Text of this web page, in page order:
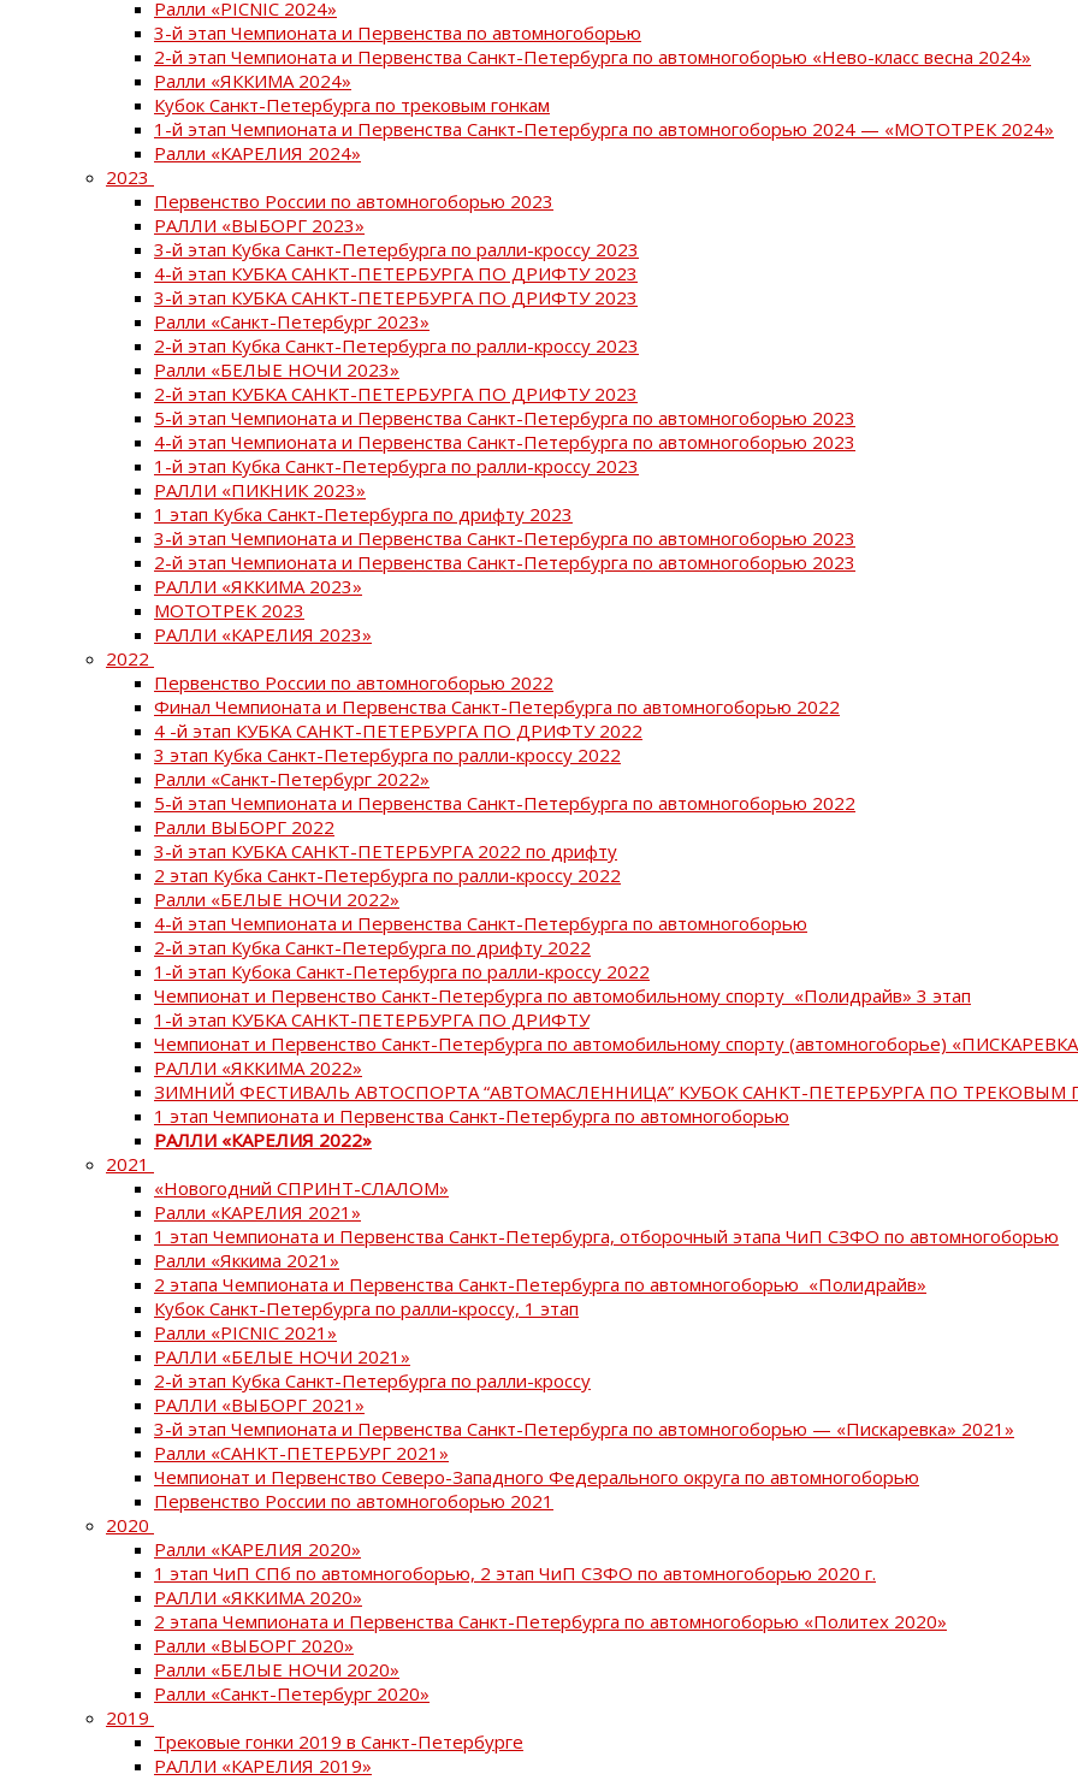
Ралли «PICNIC 2024»
3-й этап Чемпионата и Первенства по автомногоборью
2-й этап Чемпионата и Первенства Санкт-Петербурга по автомногоборью «Нево-класс весна 2024»
Ралли «ЯККИМА 2024»
Кубок Санкт-Петербурга по трековым гонкам
1-й этап Чемпионата и Первенства Санкт-Петербурга по автомногоборью 2024 — «МОТОТРЕК 2024»
Ралли «КАРЕЛИЯ 2024»
2023
Первенство России по автомногоборью 2023
РАЛЛИ «ВЫБОРГ 2023»
3-й этап Кубка Санкт-Петербурга по ралли-кроссу 2023
4-й этап КУБКА САНКТ-ПЕТЕРБУРГА ПО ДРИФТУ 2023
3-й этап КУБКА САНКТ-ПЕТЕРБУРГА ПО ДРИФТУ 2023
Ралли «Санкт-Петербург 2023»
2-й этап Кубка Санкт-Петербурга по ралли-кроссу 2023
Ралли «БЕЛЫЕ НОЧИ 2023»
2-й этап КУБКА САНКТ-ПЕТЕРБУРГА ПО ДРИФТУ 2023
5-й этап Чемпионата и Первенства Санкт-Петербурга по автомногоборью 2023
4-й этап Чемпионата и Первенства Санкт-Петербурга по автомногоборью 2023
1-й этап Кубка Санкт-Петербурга по ралли-кроссу 2023
РАЛЛИ «ПИКНИК 2023»
1 этап Кубка Санкт-Петербурга по дрифту 2023
3-й этап Чемпионата и Первенства Санкт-Петербурга по автомногоборью 2023
2-й этап Чемпионата и Первенства Санкт-Петербурга по автомногоборью 2023
РАЛЛИ «ЯККИМА 2023»
МОТОТРЕК 2023
РАЛЛИ «КАРЕЛИЯ 2023»
2022
Первенство России по автомногоборью 2022
Финал Чемпионата и Первенства Санкт-Петербурга по автомногоборью 2022
4 -й этап КУБКА САНКТ-ПЕТЕРБУРГА ПО ДРИФТУ 2022
3 этап Кубка Санкт-Петербурга по ралли-кроссу 2022
Ралли «Санкт-Петербург 2022»
5-й этап Чемпионата и Первенства Санкт-Петербурга по автомногоборью 2022
Ралли ВЫБОРГ 2022
3-й этап КУБКА САНКТ-ПЕТЕРБУРГА 2022 по дрифту
2 этап Кубка Санкт-Петербурга по ралли-кроссу 2022
Ралли «БЕЛЫЕ НОЧИ 2022»
4-й этап Чемпионата и Первенства Санкт-Петербурга по автомногоборью
2-й этап Кубка Санкт-Петербурга по дрифту 2022
1-й этап Кубока Санкт-Петербурга по ралли-кроссу 2022
Чемпионат и Первенство Санкт-Петербурга по автомобильному спорту «Полидрайв» 3 этап
1-й этап КУБКА САНКТ-ПЕТЕРБУРГА ПО ДРИФТУ
Чемпионат и Первенство Санкт-Петербурга по автомобильному спорту (автомногоборье)
РАЛЛИ «ЯККИМА 2022»
ЗИМНИЙ ФЕСТИВАЛЬ АВТОСПОРТА “АВТОМАСЛЕННИЦА” КУБОК САНКТ-ПЕТЕРБУРГА ПО ТРЕКОВЫМ
1 этап Чемпионата и Первенства Санкт-Петербурга по автомногоборью
РАЛЛИ «КАРЕЛИЯ 2022»
2021
«Новогодний СПРИНТ-СЛАЛОМ»
Ралли «КАРЕЛИЯ 2021»
1 этап Чемпионата и Первенства Санкт-Петербурга, отборочный этапа ЧиП СЗФО по автомногоборью
Ралли «Яккима 2021»
2 этапа Чемпионата и Первенства Санкт-Петербурга по автомногоборью «Полидрайв»
Кубок Санкт-Петербурга по ралли-кроссу, 1 этап
Ралли «PICNIC 2021»
РАЛЛИ «БЕЛЫЕ НОЧИ 2021»
2-й этап Кубка Санкт-Петербурга по ралли-кроссу
РАЛЛИ «ВЫБОРГ 2021»
3-й этап Чемпионата и Первенства Санкт-Петербурга по автомногоборью — «Пискаревка» 2021»
Ралли «САНКТ-ПЕТЕРБУРГ 2021»
Чемпионат и Первенство Северо-Западного Федерального округа по автомногоборью
Первенство России по автомногоборью 2021
2020
Ралли «КАРЕЛИЯ 2020»
1 этап ЧиП СПб по автомногоборью, 2 этап ЧиП СЗФО по автомногоборью 2020 г.
РАЛЛИ «ЯККИМА 2020»
2 этапа Чемпионата и Первенства Санкт-Петербурга по автомногоборью «Политех 2020»
Ралли «ВЫБОРГ 2020»
Ралли «БЕЛЫЕ НОЧИ 2020»
Ралли «Санкт-Петербург 2020»
2019
Трековые гонки 2019 в Санкт-Петербурге
РАЛЛИ «КАРЕЛИЯ 2019»